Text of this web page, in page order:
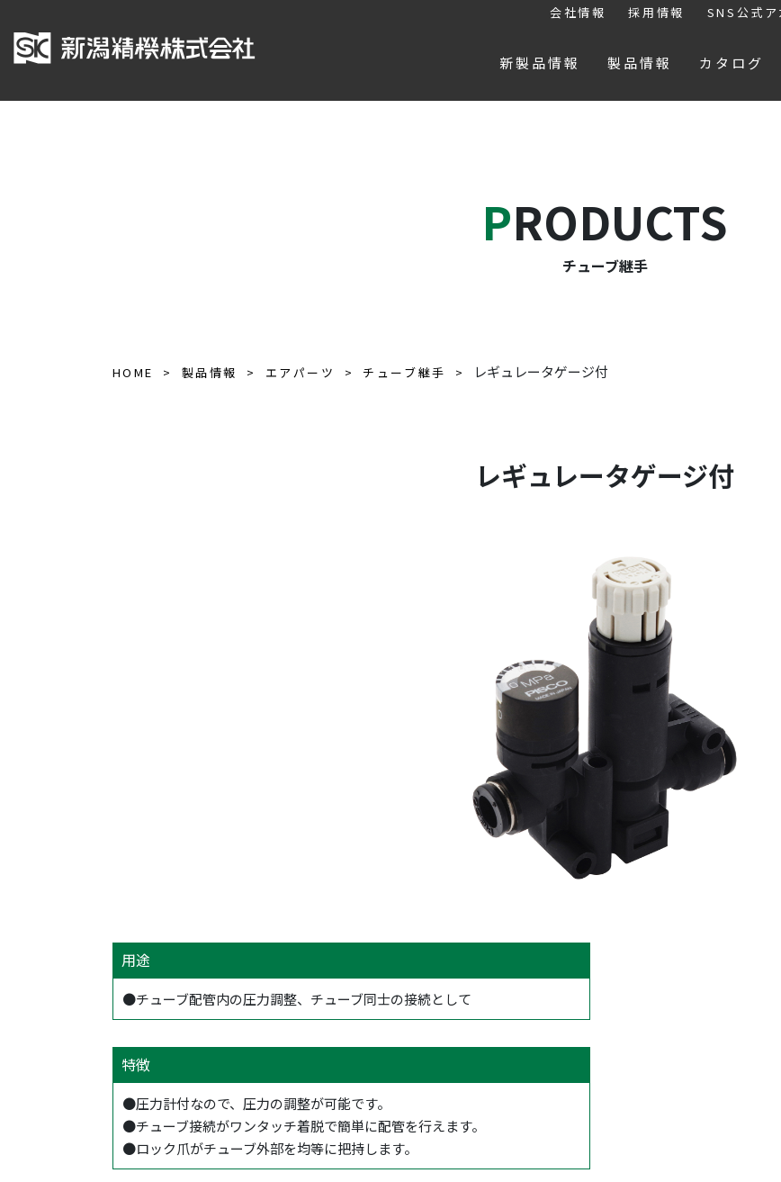
会社情報 採用情報 SNS公式ア
新製品情報 製品情報 カタログ
PRODUCTS
チューブ継手
HOME 製品情報 エアパーツ チューブ継手 レギュレータゲージ付
レギュレータゲージ付
用途
●チューブ配管内の圧力調整、チューブ同士の接続として
特徴
●圧力計付なので、圧力の調整が可能です。
●チューブ接続がワンタッチ着脱で簡単に配管を行えます。
●ロック爪がチューブ外部を均等に把持します。